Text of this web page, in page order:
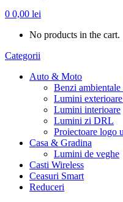
0 0,00 lei
No products in the cart.
Categorii
Auto & Moto
Benzi
Lumini
Lumini interioare
Lumini zi DRL
Proiectoare logo
Casa & Gradina
Lumini de veghe
Casti Wireless
Ceasuri Smart
Reduceri